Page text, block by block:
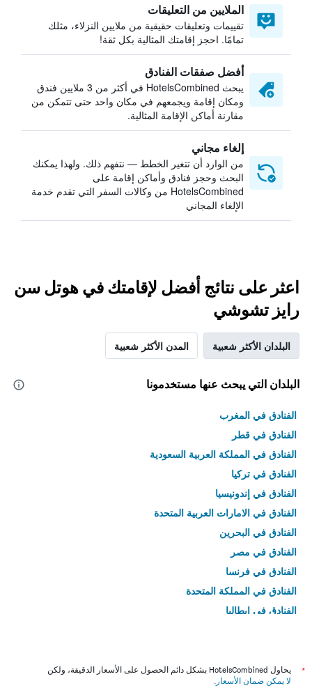
الملايين من التعليقات
تقييمات وتعليقات حقيقية من ملايين النزلاء، مثلك
تمامًا. احجز إقامتك المثالية بكل ثقة!
أفضل صفقات الفنادق
يبحث HotelsCombined في أكثر من 3 ملايين فندق
ومكان إقامة ويجمعهم في مكان واحد حتى تتمكن من
مقارنة أماكن الإقامة المثالية.
إلغاء مجاني
من الوارد أن تتغير الخطط — نتفهم ذلك. ولهذا يمكنك
البحث وحجز فنادق وأماكن إقامة على
HotelsCombined من وكالات السفر التي تقدم خدمة
الإلغاء المجاني
اعثر على نتائج أفضل لإقامتك في هوتل سن
رايز تشوشي
البلدان الأكثر شعبية المدن الأكثر شعبية
البلدان التي يبحث عنها مستخدمونا
الفنادق في المغرب
الفنادق في قطر
الفنادق في المملكة العربية السعودية
الفنادق في تركيا
الفنادق في إندونيسيا
الفنادق في الامارات العربية المتحدة
الفنادق في البحرين
الفنادق في مصر
الفنادق في فرنسا
الفنادق في المملكة المتحدة
الفنادق في إيطاليا
*
يحاول HotelsCombined بشكل دائم الحصول على الأسعار الدقيقة، ولكن
لا يمكن ضمان الأسعار .